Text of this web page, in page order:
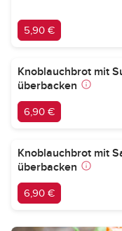
5,90 €
Knoblauchbrot mit
überbacken
6,90 €
Knoblauchbrot mit
überbacken
6,90 €